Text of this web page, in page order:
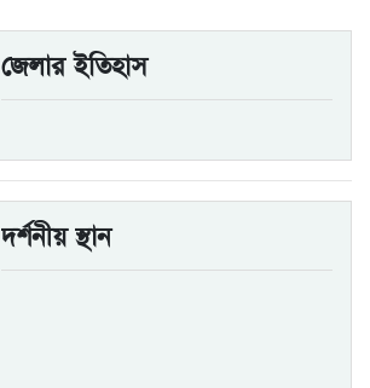
জেলার ইতিহাস
দর্শনীয় স্থান